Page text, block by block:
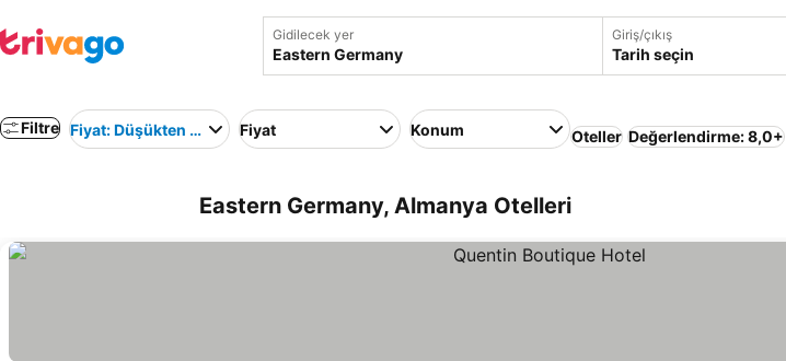
Gidilecek yer Giriş/çıkış
Tarih seçin
Filtre Fiyat: Düşükten yükseğeFiyat Konum Oteller Değerlendirme: 8,0+
Eastern Germany, Almanya Otelleri